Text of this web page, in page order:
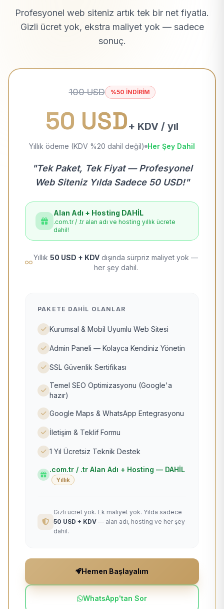
Profesyonel web siteniz artık tek bir net fiyatla.
Gizli ücret yok, ekstra maliyet yok — sadece
sonuç.
100 USD %50 İNDİRİM
50 USD+ KDV / yıl
Yıllık ödeme (KDV %20 dahil değil) Her Şey Dahil
"Tek Paket, Tek Fiyat — Profesyonel
Web Siteniz Yılda Sadece 50 USD!"
Alan Adı + Hosting DAHİL
.com.tr / .tr alan adı ve hosting yıllık ücrete
dahil!
Yıllık 50 USD + KDV dışında sürpriz maliyet yok —
her şey dahil.
PAKETE DAHIL OLANLAR
Kurumsal & Mobil Uyumlu Web Sitesi
Admin Paneli — Kolayca Kendiniz Yönetin
SSL Güvenlik Sertifikası
Temel SEO Optimizasyonu (Google'a
hazır)
Google Maps & WhatsApp Entegrasyonu
İletişim & Teklif Formu
1 Yıl Ücretsiz Teknik Destek
.com.tr / .tr Alan Adı + Hosting — DAHİL
Yıllık
Gizli ücret yok. Ek maliyet yok. Yılda sadece
50 USD + KDV — alan adı, hosting ve her şey
dahil.
Hemen Başlayalım
WhatsApp'tan Sor